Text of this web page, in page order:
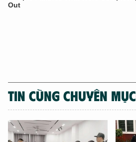
TIN CÙNG CHUYÊN MỤC